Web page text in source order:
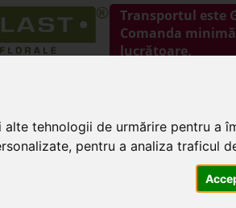
alte tehnologii de urmărire pentru a
pentru a analiza traficul
Transportul este
Comanda
lucrătoare.